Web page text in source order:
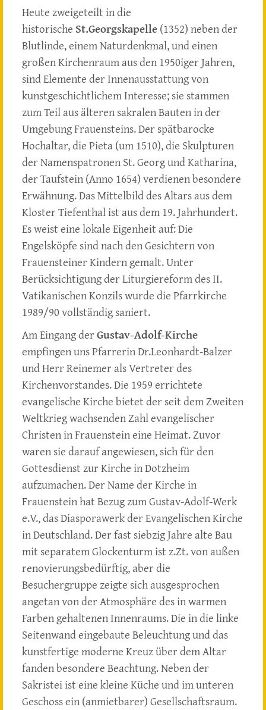
Heute zweigeteilt in die
historische St.Georgskapelle(1352) neben der
Blutlinde, einem Naturdenkmal, und einen
großen Kirchenraum aus den 1950iger Jahren,
sind Elemente der Innenausstattung von
kunstgeschichtlichem Interesse; sie stammen
zum Teil aus älteren sakralen Bauten in der
Umgebung Frauensteins. Der spätbarocke
Hochaltar, die Pieta (um 1510), die Skulpturen
der Namenspatronen St. Georg und Katharina,
der Taufstein (Anno 1654) verdienen besondere
Erwähnung. Das Mittelbild des Altars aus dem
Kloster Tiefenthal ist aus dem 19. Jahrhundert.
Es weist eine lokale Eigenheit auf: Die
Engelsköpfe sind nach den Gesichtern von
Frauensteiner Kindern gemalt. Unter
Berücksichtigung der Liturgiereform des II.
Vatikanischen Konzils wurde die Pfarrkirche
1989/90 vollständig saniert.
Am Eingang derGustav-Adolf-Kirche
empfingen uns Pfarrerin Dr.Leonhardt-Balzer
und Herr Reinemer als Vertreter des
Kirchenvorstandes. Die 1959 errichtete
evangelische Kirche bietet der seit dem Zweiten
Weltkrieg wachsenden Zahl evangelischer
Christen in Frauenstein eine Heimat. Zuvor
waren sie darauf angewiesen, sich für den
Gottesdienst zur Kirche in Dotzheim
aufzumachen. Der Name der Kirche in
Frauenstein hat Bezug zum Gustav-Adolf-Werk
e.V., das Diasporawerk der Evangelischen Kirche
in Deutschland. Der fast siebzig Jahre alte Bau
mit separatem Glockenturm ist z.Zt. von außen
renovierungsbedürftig, aber die
Besuchergruppe zeigte sich ausgesprochen
angetan von der Atmosphäre des in warmen
Farben gehaltenen Innenraums. Die in die linke
Seitenwand eingebaute Beleuchtung und das
kunstfertige moderne Kreuz über dem Altar
fanden besondere Beachtung. Neben der
Sakristei ist eine kleine Küche und im unteren
Geschoss ein (anmietbarer) Gesellschaftsraum.